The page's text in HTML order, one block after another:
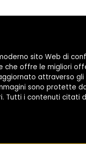
sito Web di
che offre le migliori
attraverso gli
sono protette
Tutti i contenuti citati